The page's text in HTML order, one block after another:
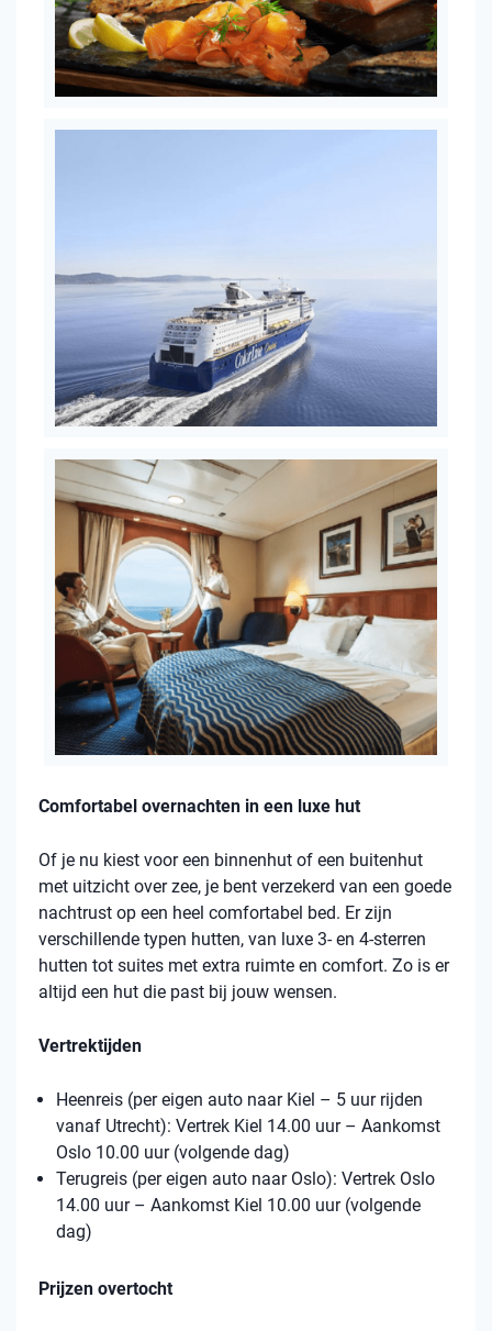
Comfortabel overnachten in een luxe hut
Of je nu kiest voor een binnenhut of een buitenhut
met uitzicht over zee, je bent verzekerd van een goede
nachtrust op een heel comfortabel bed. Er zijn
verschillende typen hutten, van luxe 3- en 4-sterren
hutten tot suites met extra ruimte en comfort. Zo is er
altijd een hut die past bij jouw wensen.
Vertrektijden
Heenreis (per eigen auto naar Kiel – 5 uur rijden
vanaf Utrecht): Vertrek Kiel 14.00 uur – Aankomst
Oslo 10.00 uur (volgende dag)
Terugreis (per eigen auto naar Oslo): Vertrek Oslo
14.00 uur – Aankomst Kiel 10.00 uur (volgende
dag)
Prijzen overtocht